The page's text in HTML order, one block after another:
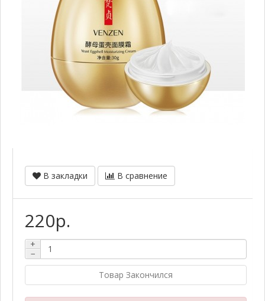
В закладки В сравнение
220р.
+
−
Товар Закончился